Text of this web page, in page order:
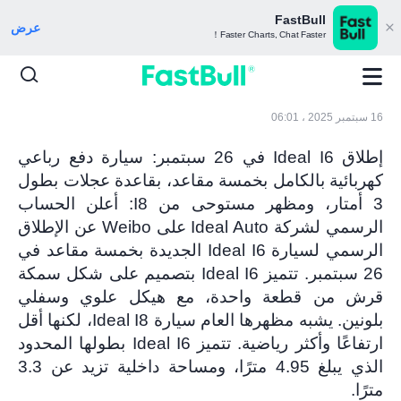
FastBull
Faster Charts, Chat Faster！ عرض
16 سبتمبر 2025 ، 06:01
إطلاق Ideal I6 في 26 سبتمبر: سيارة دفع رباعي
كهربائية بالكامل بخمسة مقاعد، بقاعدة عجلات بطول
3 أمتار، ومظهر مستوحى من I8: أعلن الحساب
الرسمي لشركة Ideal Auto على Weibo عن الإطلاق
الرسمي لسيارة Ideal I6 الجديدة بخمسة مقاعد في
26 سبتمبر. تتميز Ideal I6 بتصميم على شكل سمكة
قرش من قطعة واحدة، مع هيكل علوي وسفلي
بلونين. يشبه مظهرها العام سيارة Ideal I8، لكنها أقل
ارتفاعًا وأكثر رياضية. تتميز Ideal I6 بطولها المحدود
الذي يبلغ 4.95 مترًا، ومساحة داخلية تزيد عن 3.3
مترًا.